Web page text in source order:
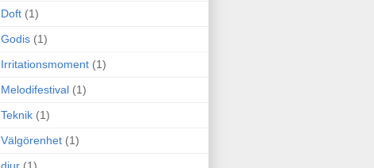
Doft (1)
Godis (1)
Irritationsmoment (1)
Melodifestival (1)
Teknik (1)
Välgörenhet (1)